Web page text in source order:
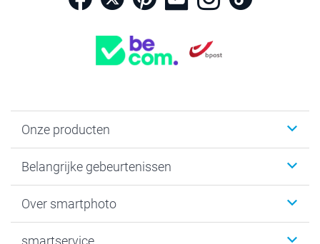
Onze producten
Fotogeschenken
Fotoprints, Fotoposter & Fotoalbum met fotoprints
Belangrijke gebeurtenissen
Baby
Over smartphoto
smartservice